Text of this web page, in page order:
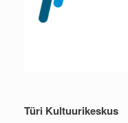
Türi Kultuurikeskus